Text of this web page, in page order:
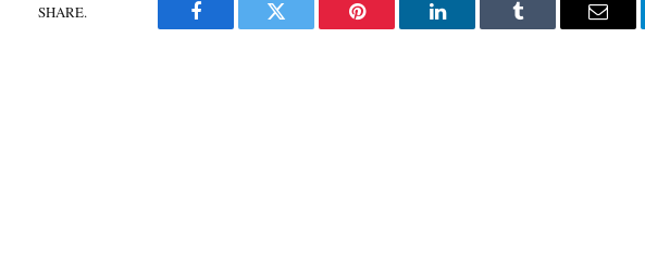
SHARE.
Facebook Twitter Pinterest LinkedIn Tumblr Email